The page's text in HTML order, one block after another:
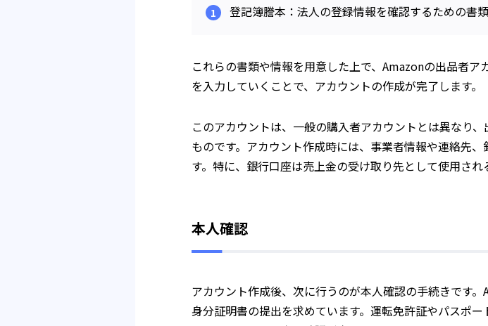
登記簿謄本：法人の登録情報を確認するための書類
これらの書類や情報を用意した上で、Amazonの出品者
を入力していくことで、アカウントの作成が完了します。
このアカウントは、一般の購入者アカウントとは異なり
ものです。アカウント作成時には、事業者情報や連絡先
す。特に、銀行口座は売上金の受け取り先として使用され
本人確認
アカウント作成後、次に行うのが本人確認の手続きです
身分証明書の提出を求めています。運転免許証やパスポ